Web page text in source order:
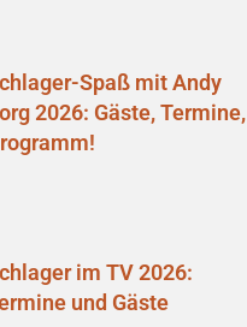
Spaß mit Andy
2026: Gäste, Termine,
im TV 2026:
und Gäste